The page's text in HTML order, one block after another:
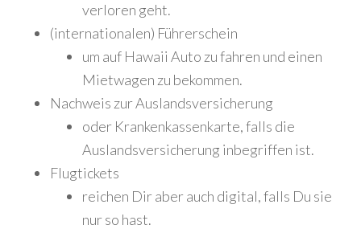
verloren geht.
(internationalen) Führerschein
um auf Hawaii Auto zu fahren und einen
Mietwagen zu bekommen.
Nachweis zur Auslandsversicherung
oder Krankenkassenkarte, falls die
Auslandsversicherung inbegriffen ist.
Flugtickets
reichen Dir aber auch digital, falls Du sie
nur so hast.